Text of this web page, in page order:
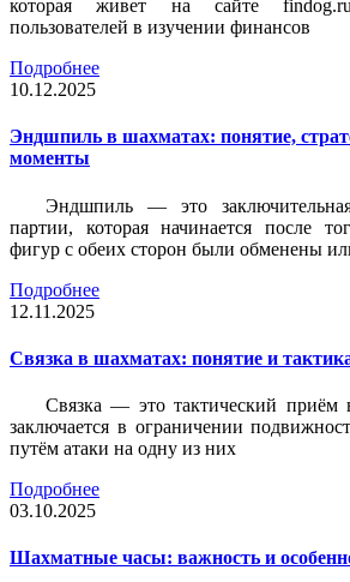
которая живет на сайте
пользователей в изучении финансов
Подробнее
10.12.2025
Эндшпиль в шахматах: понятие,
моменты
Эндшпиль — это
партии, которая начинается после
фигур с обеих сторон были обменены
Подробнее
12.11.2025
Связка в шахматах: понятие и
Связка — это тактический приём
заключается в ограничении
путём атаки на одну из них
Подробнее
03.10.2025
Шахматные часы: важность и